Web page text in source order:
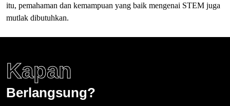
itu, pemahaman dan kemampuan yang baik mengenai STEM juga
mutlak dibutuhkan.
Kapan
Berlangsung?